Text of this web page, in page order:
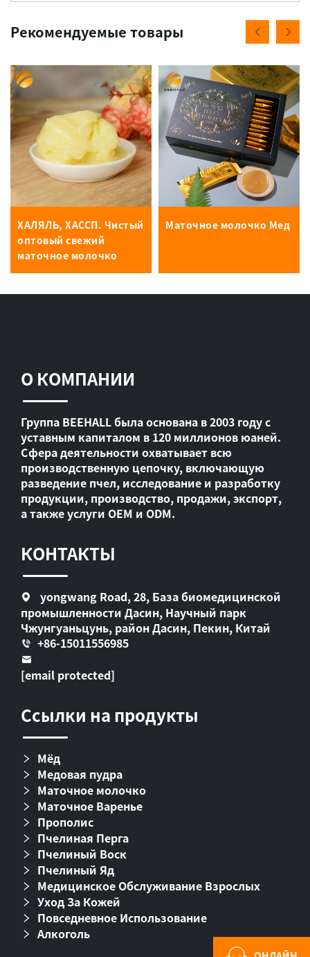
Рекомендуемые товары
ХАЛЯЛЬ, ХАССП. Чистый
оптовый свежий
маточное молочко
Маточное молочко Мед
О КОМПАНИИ
Группа BEEHALL была основана в 2003 году с
уставным капиталом в 120 миллионов юаней.
Сфера деятельности охватывает всю
производственную цепочку, включающую
разведение пчел, исследование и разработку
продукции, производство, продажи, экспорт,
а также услуги OEM и ODM.
КОНТАКТЫ
yongwang Road, 28, База биомедицинской
промышленности Дасин, Научный парк
Чжунгуаньцунь, район Дасин, Пекин, Китай
+86-15011556985
[email protected]
Ссылки на продукты
Мёд
Медовая пудра
Маточное молочко
Маточное Варенье
Прополис
Пчелиная Перга
Пчелиный Воск
Пчелиный Яд
Медицинское Обслуживание Взрослых
Уход За Кожей
Повседневное Использование
Алкоголь